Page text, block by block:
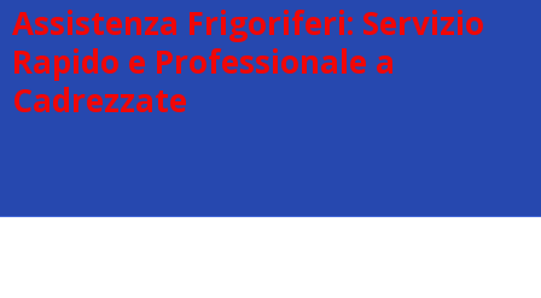
Assistenza Frigoriferi: Servizio
Rapido e Professionale a
Cadrezzate